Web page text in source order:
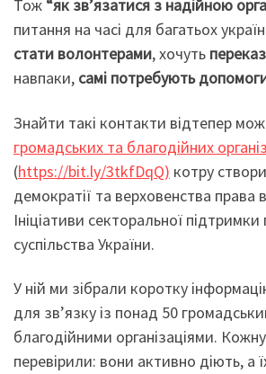
Тож “як зв’язатися з надійною
питання на часі для багатьох
стати волонтерами, хочуть
навпаки, самі потребують
Знайти такі контакти відтепер
громадських та благодійних
(https://bit.ly/3tkfDqQ) котру
демократії та верховенства права
Ініціативи секторальної
суспільства України.
У ній ми зібрали коротку
для зв’язку із понад 50
благодійними організаціями.
перевірили: вони активно діють, а